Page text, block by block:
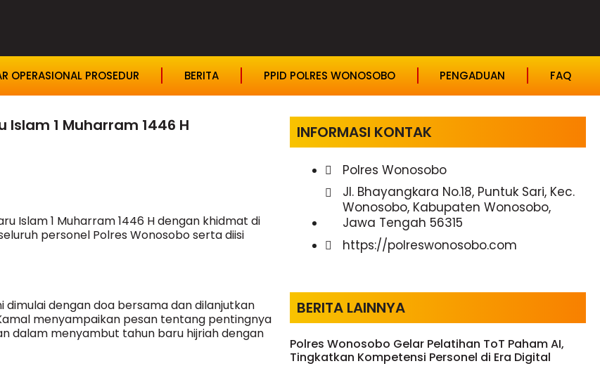
OPERASIONAL PROSEDUR BERITA PPID POLRES WONOSOBO PENGADUAN FAQ
1 Muharram 1446 H
Islam 1 Muharram 1446 H dengan khidmat di
personel Polres Wonosobo serta diisi
dengan doa bersama dan dilanjutkan
menyampaikan pesan tentang pentingnya
dalam menyambut tahun baru hijriah dengan
INFORMASI KONTAK
Polres Wonosobo
Jl. Bhayangkara No.18, Puntuk Sari, Kec.
Wonosobo, Kabupaten Wonosobo,
Jawa Tengah 56315
https://polreswonosobo.com
BERITA LAINNYA
Polres Wonosobo Gelar Pelatihan ToT Paham AI,
Tingkatkan Kompetensi Personel di Era Digital